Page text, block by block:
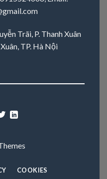
Trãi, P. Thanh Xuân
TP. Hà Nội
COOKIES